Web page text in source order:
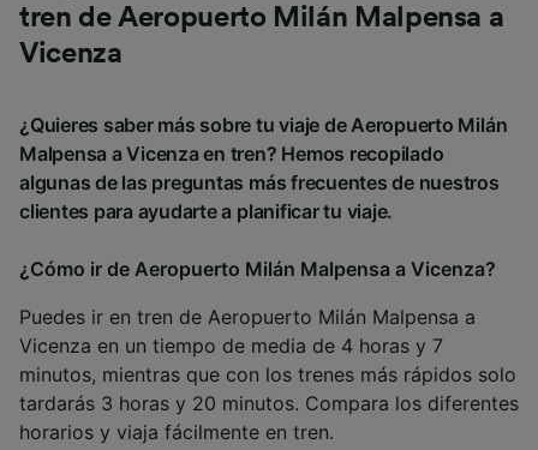
tren de Aeropuerto Milán Malpensa a
Vicenza
¿Quieres saber más sobre tu viaje de Aeropuerto Milán
Malpensa a Vicenza en tren? Hemos recopilado
algunas de las preguntas más frecuentes de nuestros
clientes para ayudarte a planificar tu viaje.
¿Cómo ir de Aeropuerto Milán Malpensa a Vicenza?
Puedes ir en tren de Aeropuerto Milán Malpensa a
Vicenza en un tiempo de media de 4 horas y 7
minutos, mientras que con los trenes más rápidos solo
tardarás 3 horas y 20 minutos. Compara los diferentes
horarios y viaja fácilmente en tren.